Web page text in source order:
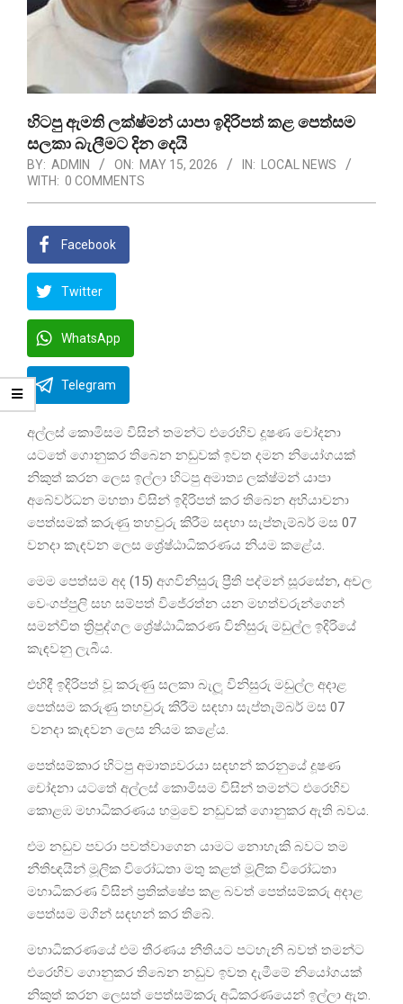
හිටපු ඇමති ලක්ෂ්මන් යාපා ඉදිරිපත් කළ පෙත්සම
සලකා බැලීමට දින දෙයි
BY: ADMIN ON: MAY 15, 2026 IN:
LOCAL NEWS
WITH: 0 COMMENTS
Facebook
Twitter
WhatsApp
Telegram
අල්ලස් කොමිසම විසින් තමන්ට එරෙහිව දූෂණ චෝදනා
යටතේ ගොනුකර තිබෙන නඩුවක් ඉවත දමන නියෝගයක්
නිකුත් කරන ලෙස ඉල්ලා හිටපු අමාත්‍ය ලක්ෂ්මන් යාපා
අබේවර්ධන මහතා විසින් ඉදිරිපත් කර තිබෙන අභියාචනා
පෙත්සමක් කරුණු තහවුරු කිරීම සඳහා සැප්තැම්බර් මස 07
වනදා කැඳවන ලෙස ශ්‍රේෂ්ඨාධිකරණය නියම කළේය.
මෙම පෙත්සම අද (15) අගවිනිසුරු ප්‍රීති පද්මන් සූරසේන, අචල
වෙංගප්පුලි සහ සම්පත් විජේරත්න යන මහත්වරුන්ගෙන්
සමන්විත ත්‍රිපුද්ගල ශ්‍රේෂ්ඨාධිකරණ විනිසුරු මඩුල්ල ඉදිරියේ
කැඳවනු ලැබීය.
එහිදී ඉදිරිපත් වූ කරුණු සලකා බැලූ විනිසුරු මඩුල්ල අදාළ
පෙත්සම කරුණු තහවුරු කිරීම සඳහා සැප්තැම්බර් මස 07
වනදා කැඳවන ලෙස නියම කළේය.
පෙත්සම්කාර හිටපු අමාත්‍යවරයා සඳහන් කරනුයේ දූෂණ
චෝදනා යටතේ අල්ලස් කොමිසම විසින් තමන්ට එරෙහිව
කොළඹ මහාධිකරණය හමුවේ නඩුවක් ගොනුකර ඇති බවය.
එම නඩුව පවරා පවත්වාගෙන යාමට නොහැකි බවට තම
නීතිඥයින් මූලික විරෝධතා මතු කළත් මූලික විරෝධතා
මහාධිකරණ විසින් ප්‍රතික්ෂේප කළ බවත් පෙත්සම්කරු අදාළ
පෙත්සම මගින් සඳහන් කර තිබේ.
මහාධිකරණයේ එම තීරණය නීතියට පටහැනි බවත් තමන්ට
එරෙහිව ගොනුකර තිබෙන නඩුව ඉවත දැමීමේ නියෝගයක්
නිකුත් කරන ලෙසත් පෙත්සම්කරු අධිකරණයෙන් ඉල්ලා ඇත.